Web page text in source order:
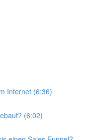
Internet (6:36)
(6:02)